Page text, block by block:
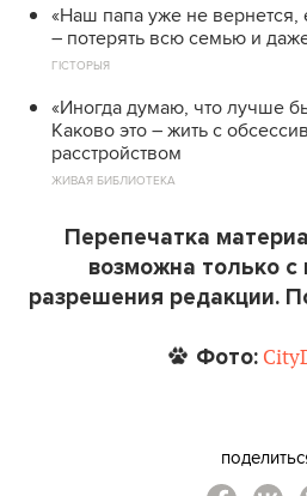
«Наш папа уже не вернется,
– потерять всю семью и
ГІСТОРЫЯ
«Иногда думаю, что лучше
Каково это – жить с
расстройством
ЖИВАЯ БИБЛИОТЕКА
Перепечатка
возможна только с
разрешения редакции.
Фото: